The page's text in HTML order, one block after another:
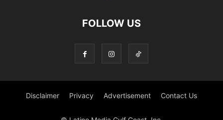
FOLLOW US
Disclaimer Privacy Advertisement Contact Us